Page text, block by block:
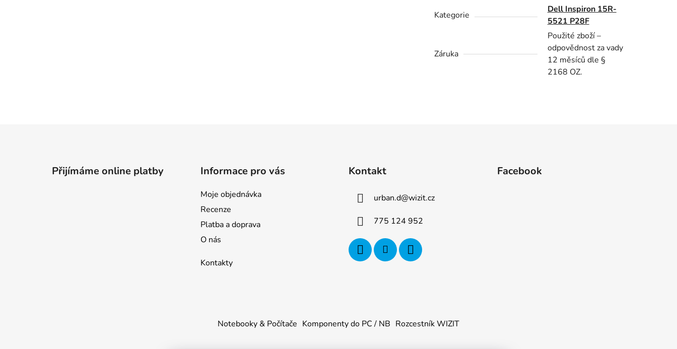
Kategorie
Dell Inspiron 15R-
5521 P28F
Záruka
Použité zboží –
odpovědnost za vady
12 měsíců dle §
2168 OZ.
Přijímáme online platby Informace pro vás
Moje objednávka
Recenze
Platba a doprava
O nás
Kontakty
Kontakt
urban.d@wizit.cz
775 124 952
Facebook
Notebooky & Počítače Komponenty do PC / NB Rozcestník WIZIT